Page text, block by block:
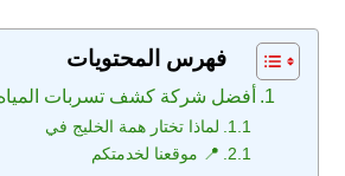
فهرس المحتويات
أفضل شركة كشف تسربات
لماذا تختار همة الخليج في
📍 موقعنا لخدمتكم